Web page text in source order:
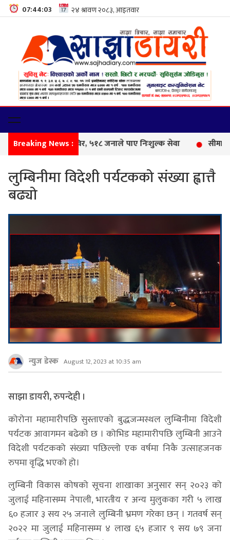
07:44:04
Breaking News :
लुम्बिनीमा विदेशी पर्यटकको संख्या ह्वात्तै
बढ्यो
न्युज डेस्क August 12, 2023 at 10:35 am
साझा डायरी, रुपन्देही ।
कोरोना महामारीपछि सुस्ताएको बुद्धजन्मस्थल लुम्बिनीमा विदेशी
पर्यटक आवागमन बढेको छ । कोभिड महामारीपछि लुम्बिनी आउने
विदेशी पर्यटकको संख्या पछिल्लो एक वर्षमा निकै उत्साहजनक
रुपमा वृद्धि भएको हो।
लुम्बिनी विकास कोषको सूचना शाखाका अनुसार सन् २०२३ को
जुलाई महिनासम्म नेपाली, भारतीय र अन्य मुलुकका गरी ५ लाख
६० हजार ३ सय २५ जनाले लुम्बिनी भ्रमण गरेका छन् । गतवर्ष सन्
२०२२ मा जुलाई महिनासम्म ४ लाख ६५ हजार ९ सय ७९ जना